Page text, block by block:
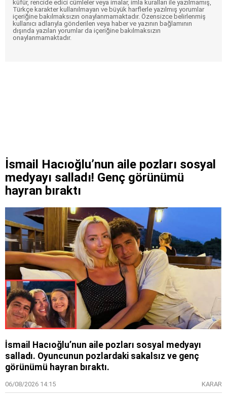
küfür, rencide edici cümleler veya imalar, imla kuralları ile yazılmamış,
Türkçe karakter kullanılmayan ve büyük harflerle yazılmış yorumlar
içeriğine bakılmaksızın onaylanmamaktadır. Özensizce belirlenmiş
kullanıcı adlarıyla gönderilen veya haber ve yazının bağlamının
dışında yazılan yorumlar da içeriğine bakılmaksızın
onaylanmamaktadır.
İsmail Hacıoğlu’nun aile pozları sosyal
medyayı salladı! Genç görünümü
hayran bıraktı
İsmail Hacıoğlu’nun aile pozları sosyal medyayı
salladı. Oyuncunun pozlardaki sakalsız ve genç
görünümü hayran bıraktı.
06/08/2026 14:15 KARAR